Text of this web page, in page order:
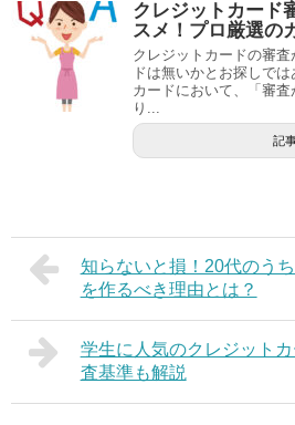
クレジットカード
スメ！プロ厳選の
クレジットカードの審
ドは無いかとお探しで
カードにおいて、「審
り...
記
知らないと損！20代のう
を作るべき理由とは？
学生に人気のクレジット
査基準も解説